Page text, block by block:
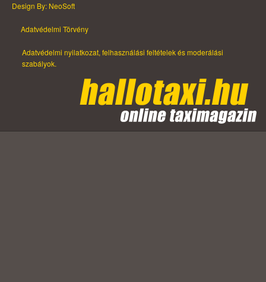
Design By: NeoSoft
Adatvédelmi Törvény
Adatvédelmi nyilatkozat, felhasználási feltételek és moderálási
szabályok.